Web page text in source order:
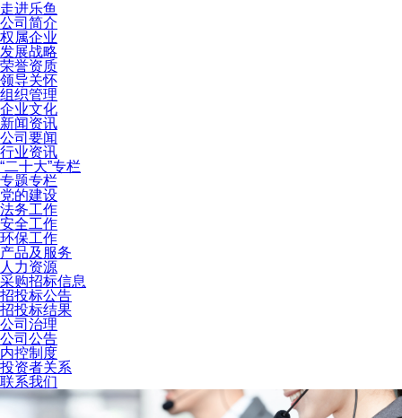
走进乐鱼
公司简介
权属企业
发展战略
荣誉资质
领导关怀
组织管理
企业文化
新闻资讯
公司要闻
行业资讯
“二十大”专栏
专题专栏
党的建设
法务工作
安全工作
环保工作
产品及服务
人力资源
采购招标信息
招投标公告
招投标结果
公司治理
公司公告
内控制度
投资者关系
联系我们